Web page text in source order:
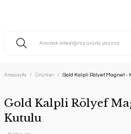
Anasayfa Ürünler Gold Kalpli Rölyef Magnet -
Gold Kalpli Rölyef
Kutulu